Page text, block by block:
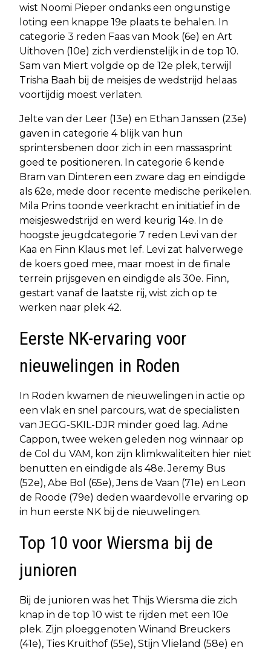
wist Noomi Pieper ondanks een ongunstige
loting een knappe 19e plaats te behalen. In
categorie 3 reden Faas van Mook (6e) en Art
Uithoven (10e) zich verdienstelijk in de top 10.
Sam van Miert volgde op de 12e plek, terwijl
Trisha Baah bij de meisjes de wedstrijd helaas
voortijdig moest verlaten.
Jelte van der Leer (13e) en Ethan Janssen (23e)
gaven in categorie 4 blijk van hun
sprintersbenen door zich in een massasprint
goed te positioneren. In categorie 6 kende
Bram van Dinteren een zware dag en eindigde
als 62e, mede door recente medische perikelen.
Mila Prins toonde veerkracht en initiatief in de
meisjeswedstrijd en werd keurig 14e. In de
hoogste jeugdcategorie 7 reden Levi van der
Kaa en Finn Klaus met lef. Levi zat halverwege
de koers goed mee, maar moest in de finale
terrein prijsgeven en eindigde als 30e. Finn,
gestart vanaf de laatste rij, wist zich op te
werken naar plek 42.
Eerste NK-ervaring voor
nieuwelingen in Roden
In Roden kwamen de nieuwelingen in actie op
een vlak en snel parcours, wat de specialisten
van JEGG-SKIL-DJR minder goed lag. Adne
Cappon, twee weken geleden nog winnaar op
de Col du VAM, kon zijn klimkwaliteiten hier niet
benutten en eindigde als 48e. Jeremy Bus
(52e), Abe Bol (65e), Jens de Vaan (71e) en Leon
de Roode (79e) deden waardevolle ervaring op
in hun eerste NK bij de nieuwelingen.
Top 10 voor Wiersma bij de
junioren
Bij de junioren was het Thijs Wiersma die zich
knap in de top 10 wist te rijden met een 10e
plek. Zijn ploeggenoten Winand Breuckers
(41e), Ties Kruithof (55e), Stijn Vlieland (58e) en